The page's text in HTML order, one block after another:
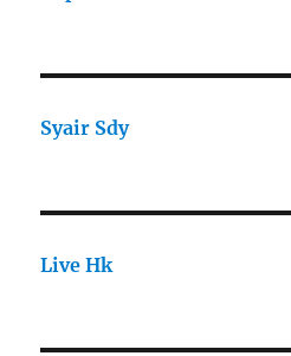
Syair Sdy
Live Hk